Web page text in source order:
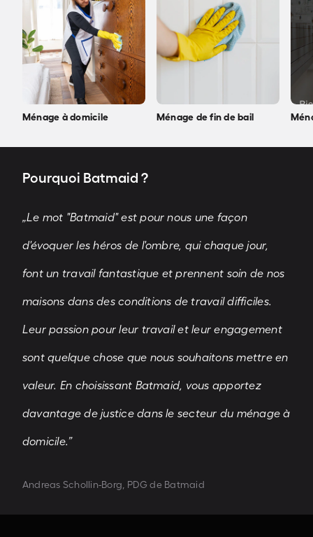
Ménage à domicile Ménage de fin de bail
Pourquoi Batmaid ?
„Le mot "Batmaid" est pour nous une façon
d'évoquer les héros de l'ombre, qui chaque jour,
font un travail fantastique et prennent soin de nos
maisons dans des conditions de travail difficiles.
Leur passion pour leur travail et leur engagement
sont quelque chose que nous souhaitons mettre en
valeur. En choisissant Batmaid, vous apportez
davantage de justice dans le secteur du ménage à
domicile.”
Andreas Schollin-Borg, PDG de Batmaid